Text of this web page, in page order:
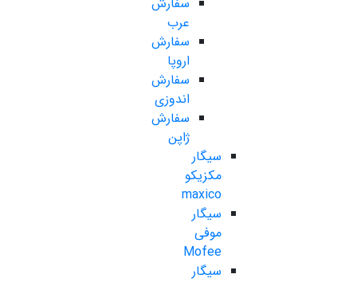
عرب
سفارش
اروپا
سفارش
اندوزی
سفارش
ژاپن
سیگار
مکزیکو
maxico
سیگار
موفی
Mofee
سیگار